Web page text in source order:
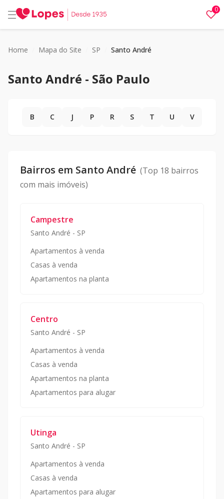
0
Home Mapa do Site SP Santo André
Santo André - São Paulo
B C J P R S T U V
Bairros em Santo André (Top 18 bairros
com mais imóveis)
Campestre
Santo André - SP
Apartamentos à venda
Casas à venda
Apartamentos na planta
Centro
Santo André - SP
Apartamentos à venda
Casas à venda
Apartamentos na planta
Apartamentos para alugar
Utinga
Santo André - SP
Apartamentos à venda
Casas à venda
Apartamentos para alugar